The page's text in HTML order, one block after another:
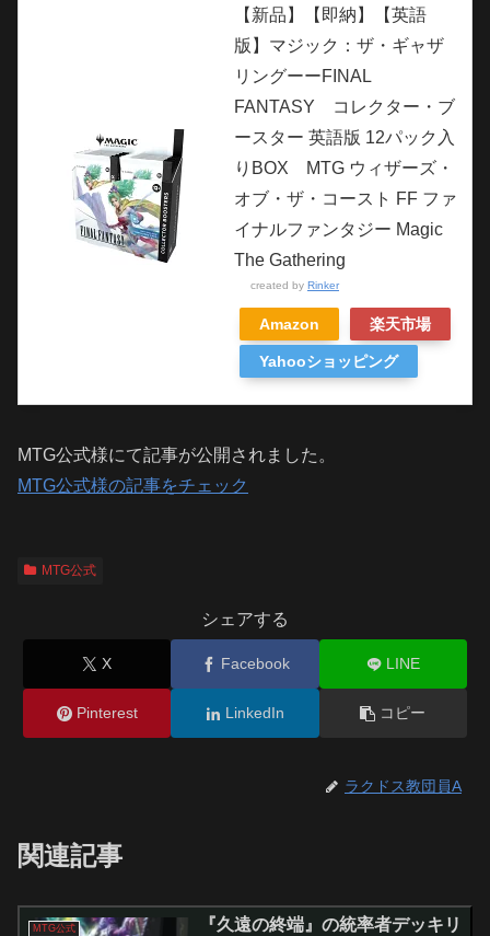
【新品】【即納】【英語
版】マジック：ザ・ギャザ
リングーーFINAL
FANTASY コレクター・ブ
ースター 英語版 12パック入
りBOX MTG ウィザーズ・
オブ・ザ・コースト FF ファ
イナルファンタジー Magic
The Gathering
created by Rinker
Amazon 楽天市場
Yahooショッピング
MTG公式様にて記事が公開されました。
MTG公式様の記事をチェック
MTG公式
シェアする
X Facebook LINE
Pinterest LinkedIn コピー
ラクドス教団員A
関連記事
MTG公式
『久遠の終端』の統率者デッキリ